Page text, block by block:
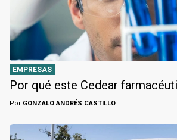
EMPRESAS
Por qué este Cedear
Por GONZALO ANDRÉS CASTILLO